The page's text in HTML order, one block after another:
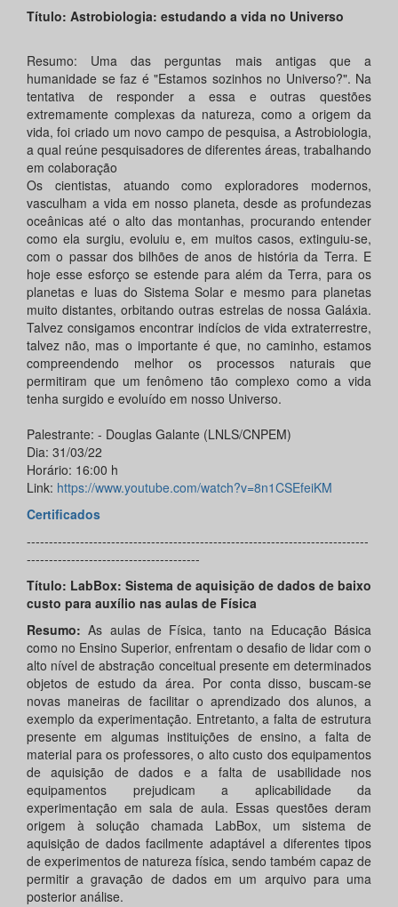
Título: Astrobiologia: estudando a vida no Universo
Resumo: Uma das perguntas mais antigas que a
humanidade se faz é "Estamos sozinhos no Universo?". Na
tentativa de responder a essa e outras questões
extremamente complexas da natureza, como a origem da
vida, foi criado um novo campo de pesquisa, a Astrobiologia,
a qual reúne pesquisadores de diferentes áreas, trabalhando
em colaboração
Os cientistas, atuando como exploradores modernos,
vasculham a vida em nosso planeta, desde as profundezas
oceânicas até o alto das montanhas, procurando entender
como ela surgiu, evoluiu e, em muitos casos, extinguiu-se,
com o passar dos bilhões de anos de história da Terra. E
hoje esse esforço se estende para além da Terra, para os
planetas e luas do Sistema Solar e mesmo para planetas
muito distantes, orbitando outras estrelas de nossa Galáxia.
Talvez consigamos encontrar indícios de vida extraterrestre,
talvez não, mas o importante é que, no caminho, estamos
compreendendo melhor os processos naturais que
permitiram que um fenômeno tão complexo como a vida
tenha surgido e evoluído em nosso Universo.
Palestrante: - Douglas Galante (LNLS/CNPEM)
Dia: 31/03/22
Horário: 16:00 h
Link: https://www.youtube.com/watch?v=8n1CSEfeiKM
Certificados
-----------------------------------------------------------------------------
---------------------------------------
Título: LabBox: Sistema de aquisição de dados de baixo
custo para auxílio nas aulas de Física
Resumo: As aulas de Física, tanto na Educação Básica
como no Ensino Superior, enfrentam o desafio de lidar com o
alto nível de abstração conceitual presente em determinados
objetos de estudo da área. Por conta disso, buscam-se
novas maneiras de facilitar o aprendizado dos alunos, a
exemplo da experimentação. Entretanto, a falta de estrutura
presente em algumas instituições de ensino, a falta de
material para os professores, o alto custo dos equipamentos
de aquisição de dados e a falta de usabilidade nos
equipamentos prejudicam a aplicabilidade da
experimentação em sala de aula. Essas questões deram
origem à solução chamada LabBox, um sistema de
aquisição de dados facilmente adaptável a diferentes tipos
de experimentos de natureza física, sendo também capaz de
permitir a gravação de dados em um arquivo para uma
posterior análise.